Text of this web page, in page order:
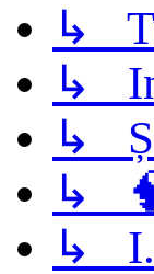
↳
↳
↳
↳
↳ I.